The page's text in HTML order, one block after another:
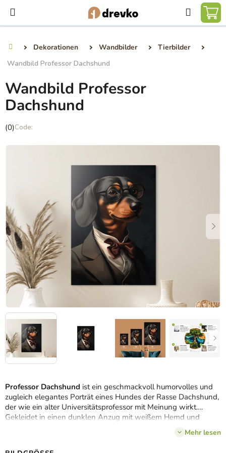
Inhalt
springen
Suchen
Dekorationen Wandbilder
Tierbilder
Wandbild Professor Dachshund
Professor Dachshund ist ein geschmackvoll humorvolles und
zugleich elegantes Porträt eines Hundes der Rasse Dachshund,
der wie ein alter Universitätsprofessor mit Meinung wirkt.
Gekleidet in einen dunklen Anzug mit weißem Hemd und
burgunderrotem Fliege, mit runder Brille auf der Nase, strahlt er
Weisheit, Ruhe und einen Hauch von Exzentrik aus. Die
realistische Darstellung des Fells und des Gesichtsausdrucks im
Mehr lesen
Wandbild Professor
Dachshund
Die
Produktbewertung
(0)